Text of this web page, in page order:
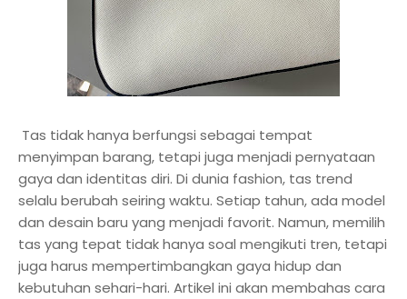
Tas tidak hanya berfungsi sebagai tempat
menyimpan barang, tetapi juga menjadi pernyataan
gaya dan identitas diri. Di dunia fashion, tas trend
selalu berubah seiring waktu. Setiap tahun, ada model
dan desain baru yang menjadi favorit. Namun, memilih
tas yang tepat tidak hanya soal mengikuti tren, tetapi
juga harus mempertimbangkan gaya hidup dan
kebutuhan sehari-hari. Artikel ini akan membahas cara